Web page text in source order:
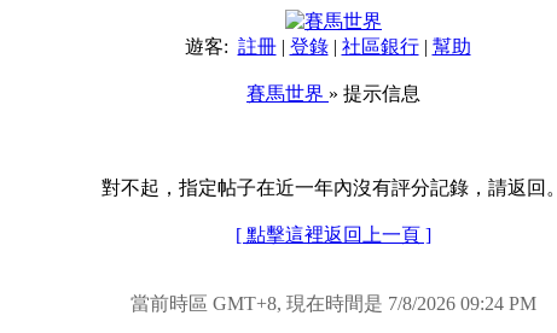
遊客: 註冊| 登錄| 社區銀行| 幫助
賽馬世界 » 提示信息
對不起，指定帖子在近一年內沒有評分記錄，請返回。
[ 點擊這裡返回上一頁 ]
當前時區 GMT+8, 現在時間是 7/8/2026 09:24 PM